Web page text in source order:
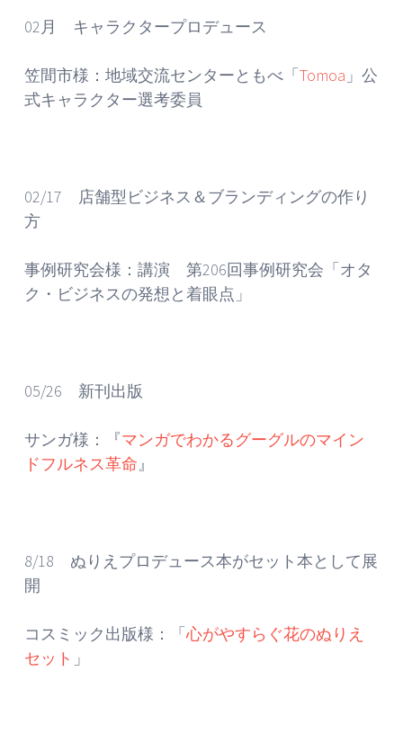
02月 キャラクタープロデュース
笠間市様：地域交流センターともべ「Tomoa 」公
式キャラクター選考委員
02/17 店舗型ビジネス＆ブランディングの作り
方
事例研究会様：講演 第206回事例研究会「オタ
ク・ビジネスの発想と着眼点」
05/26 新刊出版
サンガ様：『マンガでわかるグーグルのマイン
ドフルネス革命 』
8/18 ぬりえプロデュース本がセット本として展
開
コスミック出版様：「心がやすらぐ花のぬりえ
セット 」